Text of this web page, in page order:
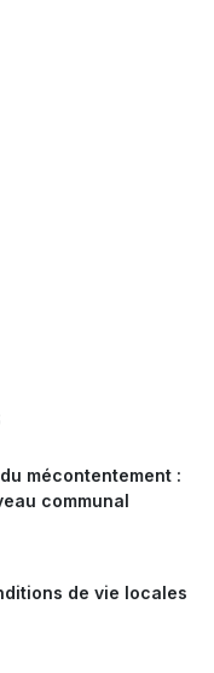
mécontentement :
communal
de vie locales